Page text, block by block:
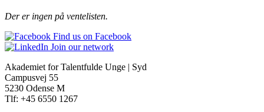
Der er ingen på ventelisten.
Find us on Facebook
Join our network
Akademiet for Talentfulde Unge | Syd
Campusvej 55
5230 Odense M
Tlf: +45 6550 1267